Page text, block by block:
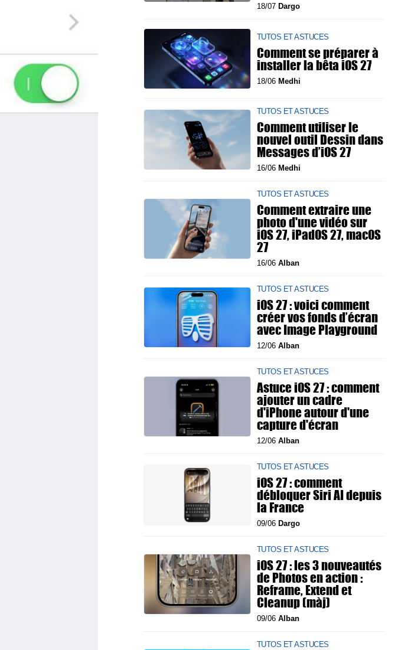
18/07 Dargo
TUTOS ET ASTUCES
Comment se préparer à
installer la bêta iOS 27
18/06 Medhi
TUTOS ET ASTUCES
Comment utiliser le
nouvel outil Dessin dans
Messages d’iOS 27
16/06 Medhi
TUTOS ET ASTUCES
Comment extraire une
photo d'une vidéo sur
iOS 27, iPadOS 27, macOS
27
16/06 Alban
TUTOS ET ASTUCES
iOS 27 : voici comment
créer vos fonds d’écran
avec Image Playground
12/06 Alban
TUTOS ET ASTUCES
Astuce iOS 27 : comment
ajouter un cadre
d'iPhone autour d'une
capture d'écran
12/06 Alban
TUTOS ET ASTUCES
iOS 27 : comment
débloquer Siri AI depuis
la France
09/06 Dargo
TUTOS ET ASTUCES
iOS 27 : les 3 nouveautés
de Photos en action :
Reframe, Extend et
Cleanup (màj)
09/06 Alban
TUTOS ET ASTUCES